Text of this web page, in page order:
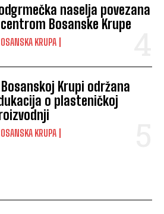
naselja povezana
Bosanske Krupe
KRUPA
Bosanskoj Krupi održana
o plasteničkoj
KRUPA